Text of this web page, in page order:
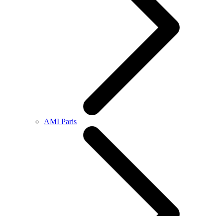
AMI Paris